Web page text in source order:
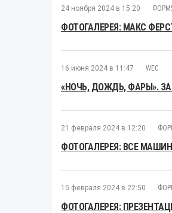
24 ноября 2024 в 15:20
ФОТОГАЛЕРЕЯ: МАКС
16 июня 2024 в 11:47 WEC
«НОЧЬ, ДОЖДЬ, ФАРЫ».
21 февраля 2024 в 12:20
ФОТОГАЛЕРЕЯ: ВСЕ
15 февраля 2024 в 22:50
ФОТОГАЛЕРЕЯ: